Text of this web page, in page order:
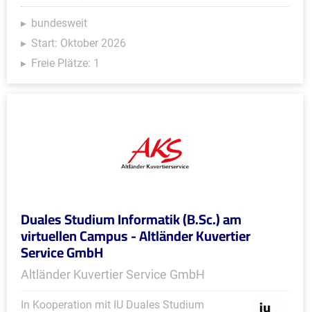
bundesweit
Start: Oktober 2026
Freie Plätze: 1
Duales Studium Informatik (B.Sc.) am
virtuellen Campus - Altländer Kuvertier
Service GmbH
Altländer Kuvertier Service GmbH
In Kooperation mit IU Duales Studium